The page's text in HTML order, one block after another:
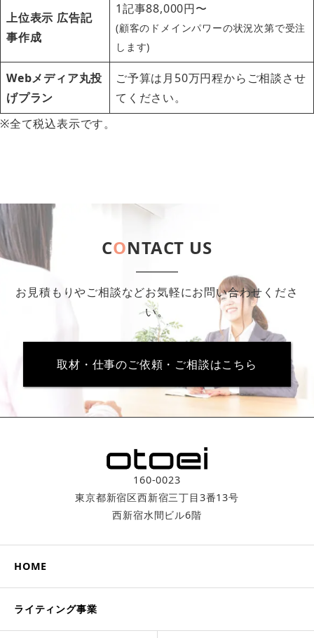
上位表示 広告記
事作成
1記事88,000円〜
(顧客のドメインパワーの状況次第で受注
します)
Webメディア丸投
げプラン
ご予算は月50万円程からご相談させ
てください。
※全て税込表示です。
CONTACT US
お見積もりやご相談などお気軽にお問い合わせくださ
い。
取材・仕事のご依頼・ご相談はこちら
160-0023
東京都新宿区西新宿三丁目3番­13号
西新宿水間ビル6階
HOME
ライティング事業